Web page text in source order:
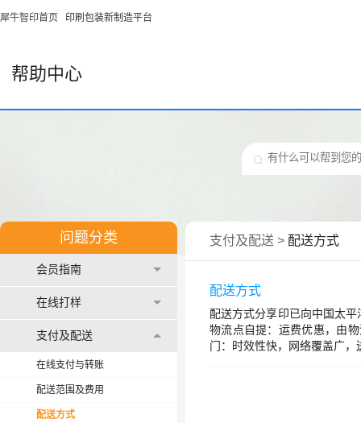
犀牛智印首页 印刷包装新制造平台
帮助中心
问题分类
会员指南
在线打样
支付及配送
在线支付与转账
配送范围及费用
配送方式
支付及配送 > 配送方式
配送方式
配送方式分享印已向中国太
物流点自提：运费优惠，由
门：时效性快，网络覆盖广